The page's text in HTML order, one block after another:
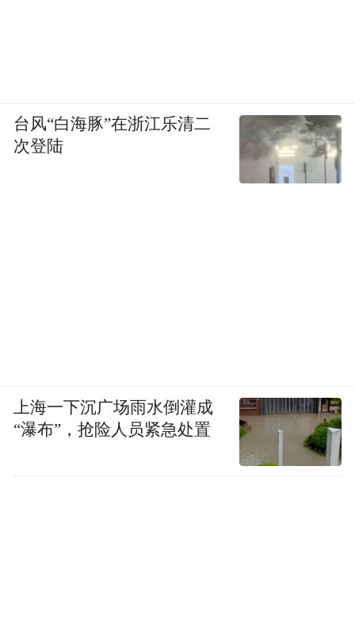
台风“白海豚”在浙江乐清二
次登陆
上海一下沉广场雨水倒灌成
“瀑布”，抢险人员紧急处置